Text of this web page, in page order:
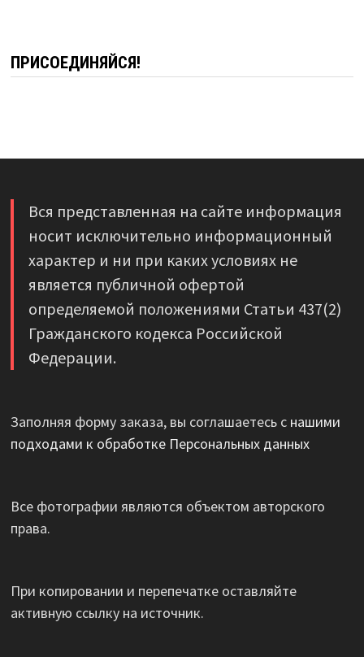
ПРИСОЕДИНЯЙСЯ!
Вся представленная на сайте информация
носит исключительно информационный
характер и ни при каких условиях не
является публичной офертой
определяемой положениями Статьи 437(2)
Гражданского кодекса Российской
Федерации.
Заполняя форму заказа, вы соглашаетесь с нашими
подходами к обработке Персональных данных
Все фотографии являются объектом авторского
права.
При копировании и перепечатке оставляйте
активную ссылку на источник.